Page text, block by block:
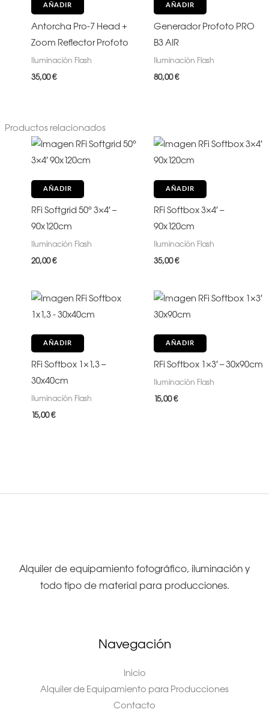
AÑADIR
Antorcha Pro-7 Head +
Zoom Reflector Profoto
Iluminación Flash
35,00€
AÑADIR
Generador Profoto PRO
B3 AIR
Iluminación Flash
80,00€
Productos relacionados
AÑADIR
RFi Softgrid 50° 3×4′ –
90x120cm
Iluminación Flash
20,00€
AÑADIR
RFi Softbox 3×4′ –
90x120cm
Iluminación Flash
35,00€
AÑADIR
RFi Softbox 1×1,3 –
30x40cm
Iluminación Flash
15,00€
AÑADIR
RFi Softbox 1×3′ – 30x90cm
Iluminación Flash
15,00€
Alquiler de equipamiento fotográfico, iluminación y
todo tipo de material para producciones.
Navegación
Inicio
Alquiler de Equipamiento para Producciones
Contacto